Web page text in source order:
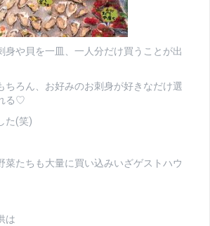
身や貝を一皿、一人分だけ買うことが出
ちろん、お好みのお刺身が好きなだけ選
る♡
た(笑)
菜たちも大量に買い込みいざゲストハウ
は